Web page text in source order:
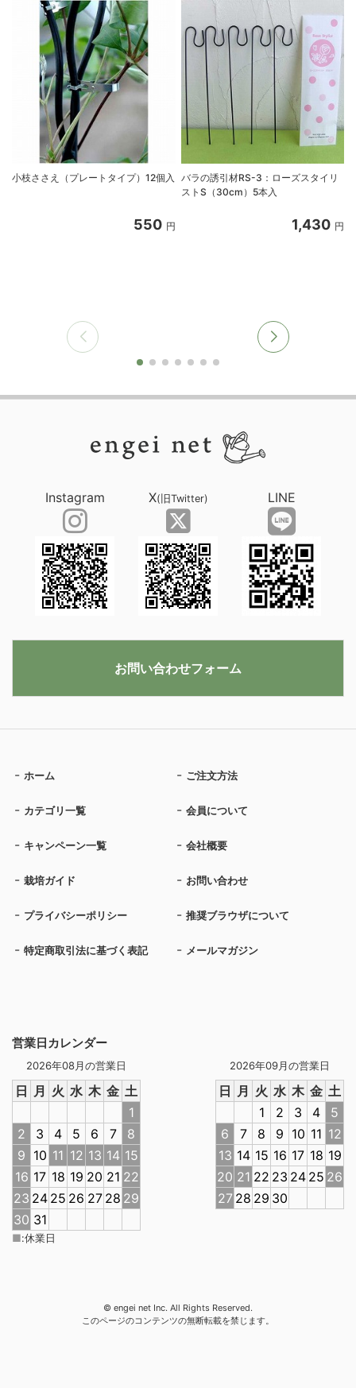
小枝ささえ（プレートタイプ）12個入
550 円
バラの誘引材RS-3：ローズスタイリ
ストS（30cm）5本入
1,430 円
営業日カレンダー
2026年08月の営業日
日 月 火 水 木 金 土
1
2
3 4 5 6 7
8
9 10 11 12 13 14 15
16 17 18 19 20 21 22
23 24 25 26 27 28 29
30 31
2026年09月の営業日
日 月 火 水 木 金 土
1
2 3 4
5
6
7 8 9 10 11 12
13 14 15 16 17 18 19
20 21 22 23 24 25 26
27 28 29 30
■:休業日
ホーム ご注文方法
カテゴリ一覧 会員について
キャンペーン一覧 会社概要
栽培ガイド お問い合わせ
プライバシーポリシー 推奨ブラウザについて
特定商取引法に基づく表記 メールマガジン
Instagram X(旧Twitter) LINE
お問い合わせフォーム
© engei net Inc. All Rights Reserved.
このページのコンテンツの無断転載を禁じます。